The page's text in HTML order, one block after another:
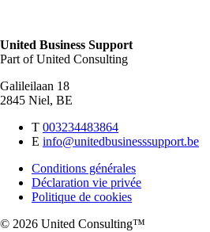
United Business Support
Part of United Consulting
Galileilaan 18
2845 Niel, BE
T 003234483864
E info@unitedbusinesssupport.be
Conditions générales
Déclaration vie privée
Politique de cookies
© 2026 United Consulting™